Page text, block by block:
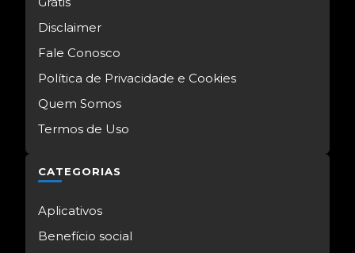
Disclaimer
Fale Conosco
Política de Privacidade e Cookies
Quem Somos
Termos de Uso
CATEGORIAS
Aplicativos
Benefício social